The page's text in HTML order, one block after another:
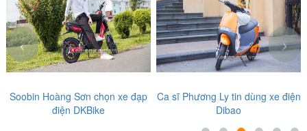
Ca sĩ Phương Ly tin dùng xe điện
Dibao
Diễn viên, ca sĩ nổi tiếng tin
tưởng những sản phẩm tại
‹ ›